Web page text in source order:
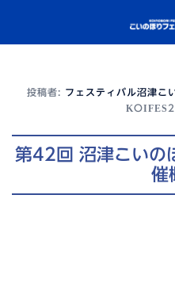
テ
投稿者: フェスティバル沼津こ
第42回 沼津こいの
催